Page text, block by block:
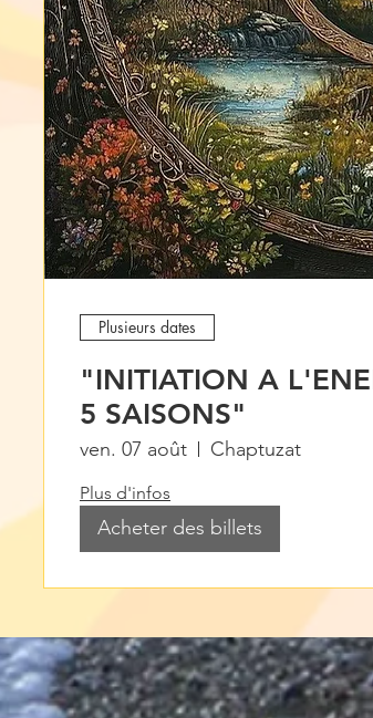
Plusieurs dates
"INITIATION A
5 SAISONS"
ven. 07 août Chaptuzat
Plus d'infos
Acheter des billets